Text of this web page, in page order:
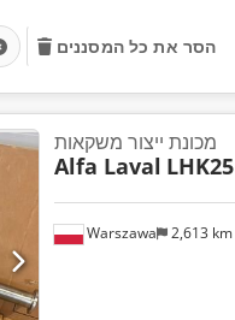
הסר את כל המסננים
Warszawa 2,613 km
מכונת ייצור משקאות
Alfa Laval LHK25